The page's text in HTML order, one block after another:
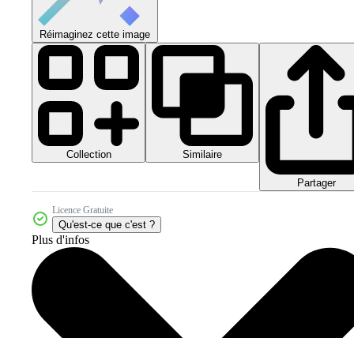
Réimaginez cette image
Collection Similaire
Partager
Licence Gratuite
Qu'est-ce que c'est ?
Plus d'infos